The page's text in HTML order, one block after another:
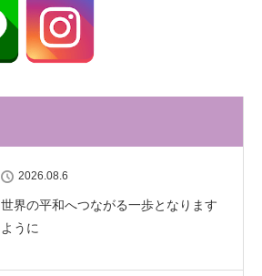
2026.08.6
世界の平和へつながる一歩となります
ように